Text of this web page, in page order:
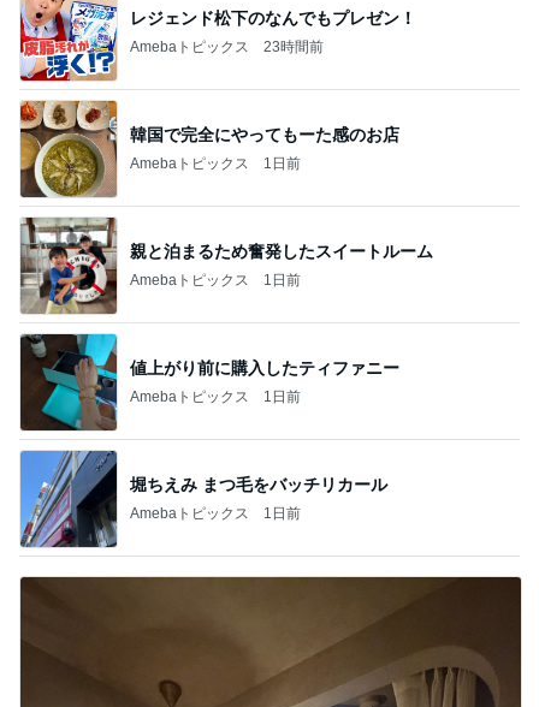
レジェンド松下のなんでもプレゼン！
Amebaトピックス 23時間前
韓国で完全にやってもーた感のお店
Amebaトピックス 1日前
親と泊まるため奮発したスイートルーム
Amebaトピックス 1日前
値上がり前に購入したティファニー
Amebaトピックス 1日前
堀ちえみ まつ毛をバッチリカール
Amebaトピックス 1日前